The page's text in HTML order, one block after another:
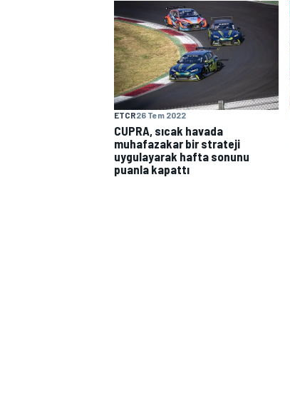
MOTOGP
ETCR26 Tem 2022
CUPRA, sıcak havada
muhafazakar bir strateji
uygulayarak hafta sonunu
puanla kapattı